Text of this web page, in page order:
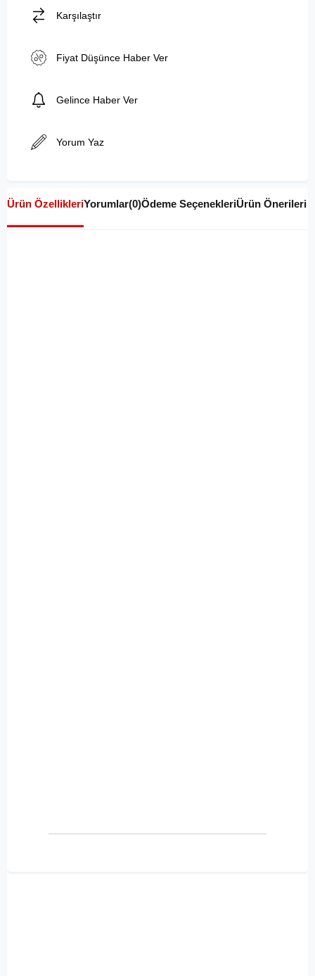
Karşılaştır
Fiyat Düşünce Haber Ver
Gelince Haber Ver
Yorum Yaz
Ürün ÖzellikleriYorumlar(0)Ödeme SeçenekleriÜrün Önerileri